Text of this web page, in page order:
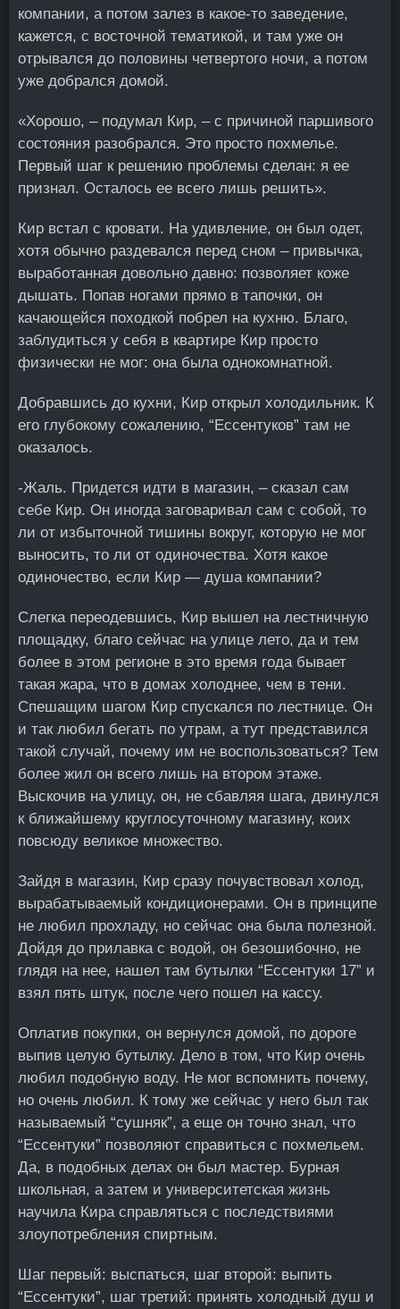
компании, а потом залез в какое-то заведение,
кажется, с восточной тематикой, и там уже он
отрывался до половины четвертого ночи, а потом
уже добрался домой.
«Хорошо, – подумал Кир, – с причиной паршивого
состояния разобрался. Это просто похмелье.
Первый шаг к решению проблемы сделан: я ее
признал. Осталось ее всего лишь решить».
Кир встал с кровати. На удивление, он был одет,
хотя обычно раздевался перед сном – привычка,
выработанная довольно давно: позволяет коже
дышать. Попав ногами прямо в тапочки, он
качающейся походкой побрел на кухню. Благо,
заблудиться у себя в квартире Кир просто
физически не мог: она была однокомнатной.
Добравшись до кухни, Кир открыл холодильник. К
его глубокому сожалению, “Ессентуков” там не
оказалось.
-Жаль. Придется идти в магазин, – сказал сам
себе Кир. Он иногда заговаривал сам с собой, то
ли от избыточной тишины вокруг, которую не мог
выносить, то ли от одиночества. Хотя какое
одиночество, если Кир — душа компании?
Слегка переодевшись, Кир вышел на лестничную
площадку, благо сейчас на улице лето, да и тем
более в этом регионе в это время года бывает
такая жара, что в домах холоднее, чем в тени.
Спешащим шагом Кир спускался по лестнице. Он
и так любил бегать по утрам, а тут представился
такой случай, почему им не воспользоваться? Тем
более жил он всего лишь на втором этаже.
Выскочив на улицу, он, не сбавляя шага, двинулся
к ближайшему круглосуточному магазину, коих
повсюду великое множество.
Зайдя в магазин, Кир сразу почувствовал холод,
вырабатываемый кондиционерами. Он в принципе
не любил прохладу, но сейчас она была полезной.
Дойдя до прилавка с водой, он безошибочно, не
глядя на нее, нашел там бутылки “Ессентуки 17” и
взял пять штук, после чего пошел на кассу.
Оплатив покупки, он вернулся домой, по дороге
выпив целую бутылку. Дело в том, что Кир очень
любил подобную воду. Не мог вспомнить почему,
но очень любил. К тому же сейчас у него был так
называемый “сушняк”, а еще он точно знал, что
“Ессентуки” позволяют справиться с похмельем.
Да, в подобных делах он был мастер. Бурная
школьная, а затем и университетская жизнь
научила Кира справляться с последствиями
злоупотребления спиртным.
Шаг первый: выспаться, шаг второй: выпить
“Ессентуки”, шаг третий: принять холодный душ и